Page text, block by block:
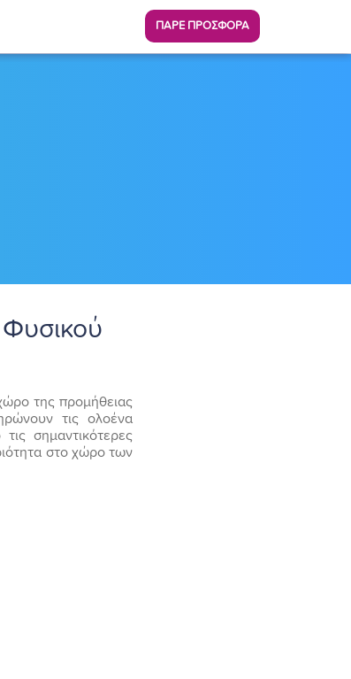
ΠΑΡΕ ΠΡΟΣΦΟΡΑ
της προμήθειας
τις ολοένα
σημαντικότερες
στο χώρο των